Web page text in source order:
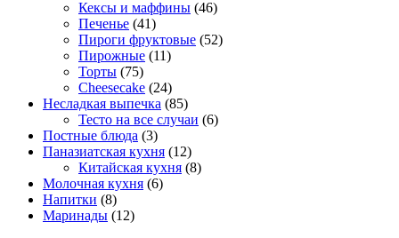
Кексы и маффины (46)
Печенье (41)
Пироги фруктовые (52)
Пирожные (11)
Торты (75)
Cheesecake (24)
Несладкая выпечка (85)
Тесто на все случаи (6)
Постные блюда (3)
Паназиатская кухня (12)
Китайская кухня (8)
Молочная кухня (6)
Напитки (8)
Маринады (12)